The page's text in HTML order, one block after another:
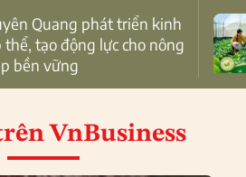
thể, tạo động lực cho nông
bền vững
VnBusiness